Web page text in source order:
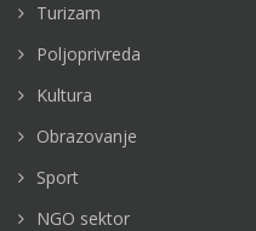
Turizam
Poljoprivreda
Kultura
Obrazovanje
Sport
NGO sektor